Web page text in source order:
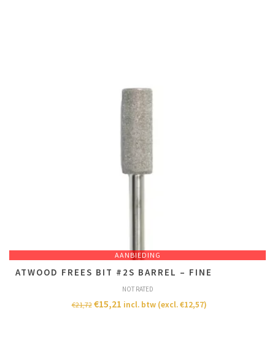
AANBIEDING
ATWOOD FREES BIT #2S BARREL – FINE
NOT RATED
€21,72 €15,21 incl. btw (excl.€12,57)